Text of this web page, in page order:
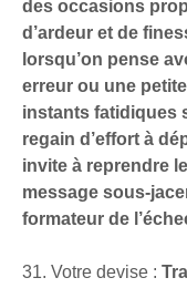
des occasions
d’ardeur et de
lorsqu’on pense
erreur ou une
instants fatidiques
regain d’effort à
invite à reprendre
message sous-
formateur de
31. Votre devise :